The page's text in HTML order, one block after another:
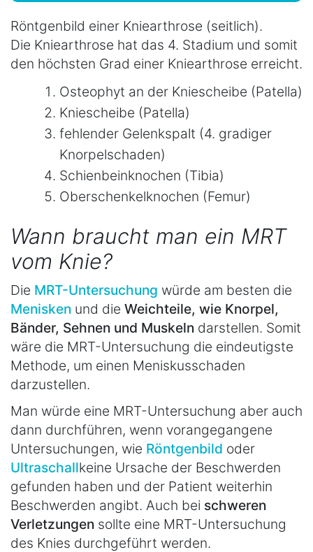
Röntgenbild einer Kniearthrose (seitlich).
Die Kniearthrose hat das 4. Stadium und somit
den höchsten Grad einer Kniearthrose erreicht.
Osteophyt an der Kniescheibe (Patella)
Kniescheibe (Patella)
fehlender Gelenkspalt (4. gradiger
Knorpelschaden)
Schienbeinknochen (Tibia)
Oberschenkelknochen (Femur)
Wann braucht man ein MRT
vom Knie?
Die MRT-Untersuchung würde am besten die
Menisken und die Weichteile, wie Knorpel,
Bänder, Sehnen und Muskeln darstellen. Somit
wäre die MRT-Untersuchung die eindeutigste
Methode, um einen Meniskusschaden
darzustellen.
Man würde eine MRT-Untersuchung aber auch
dann durchführen, wenn vorangegangene
Untersuchungen, wie Röntgenbild oder
Ultraschallkeine Ursache der Beschwerden
gefunden haben und der Patient weiterhin
Beschwerden angibt. Auch bei schweren
Verletzungen sollte eine MRT-Untersuchung
des Knies durchgeführt werden.